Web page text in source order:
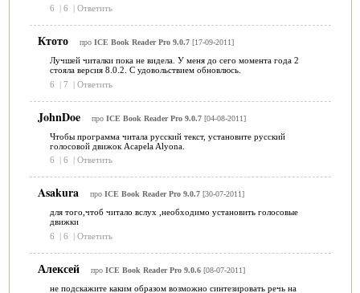
6
| 6 | Ответить
Ктото про ICE Book Reader Pro 9.0.7[17-09-2011]
Лучшей читалки пока не видела. У меня до сего момента года 2
стояла версия 8.0.2. С удовольствием обновлюсь.
6
| 7 | Ответить
JohnDoe про ICE Book Reader Pro 9.0.7[04-08-2011]
Чтобы программа читала русский текст, установите русский
голосовой движок Acapela Alyona.
6
| 6 | Ответить
Asakura про ICE Book Reader Pro 9.0.7[30-07-2011]
для того,чтоб читало вслух ,необходимо установить голосовые
движки
6
| 6 | Ответить
Алексей про ICE Book Reader Pro 9.0.6[08-07-2011]
не подскажите каким образом возможно синтезировать речь на